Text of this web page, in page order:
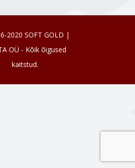
2020 SOFT GOLD |
OÜ - Kõik õigused
kaitstud.